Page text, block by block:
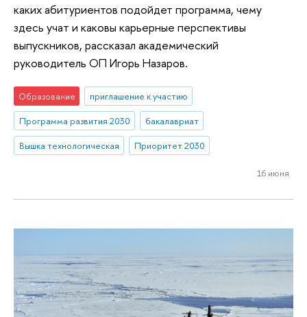
каких абитуриентов подойдет программа, чему
здесь учат и каковы карьерные перспективы
выпускников, рассказал академический
руководитель ОП Игорь Назаров.
Образование
приглашение к участию
Программа развития 2030
бакалавриат
Вышка технологическая
Приоритет 2030
16 июня